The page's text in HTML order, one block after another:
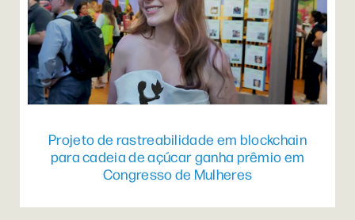
Projeto de rastreabilidade em blockchain
para cadeia de açúcar ganha prêmio em
Congresso de Mulheres